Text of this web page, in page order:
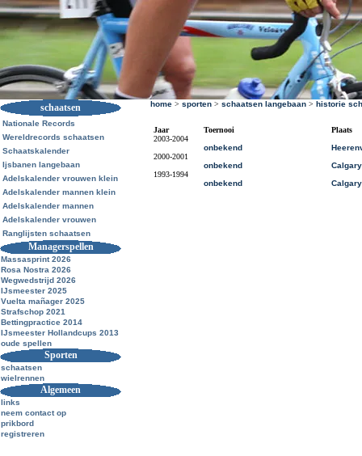
schaatsen
Nationale Records
Wereldrecords schaatsen
Schaatskalender
Ijsbanen langebaan
Adelskalender vrouwen klein
Adelskalender mannen klein
Adelskalender mannen
Adelskalender vrouwen
Ranglijsten schaatsen
Managerspellen
Massasprint 2026
Rosa Nostra 2026
Wegwedstrijd 2026
IJsmeester 2025
Vuelta mañager 2025
Strafschop 2021
Bettingpractice 2014
IJsmeester Hollandcups 2013
oude spellen
Sporten
schaatsen
wielrennen
Algemeen
links
neem contact op
prikbord
registreren
home > sporten > schaatsen langebaan > historie
Jaar Toernooi
Plaats
2003-2004
onbekend
2000-2001
onbekend
Calgary
1993-1994
onbekend
Calgary